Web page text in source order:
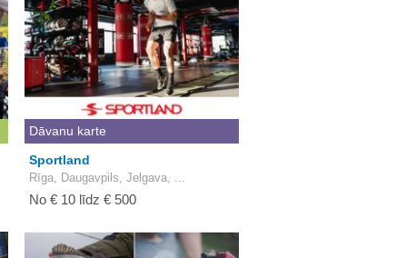
Dāvanu karte
Sportland
Rīga, Daugavpils, Jelgava, ...
No € 10 līdz € 500